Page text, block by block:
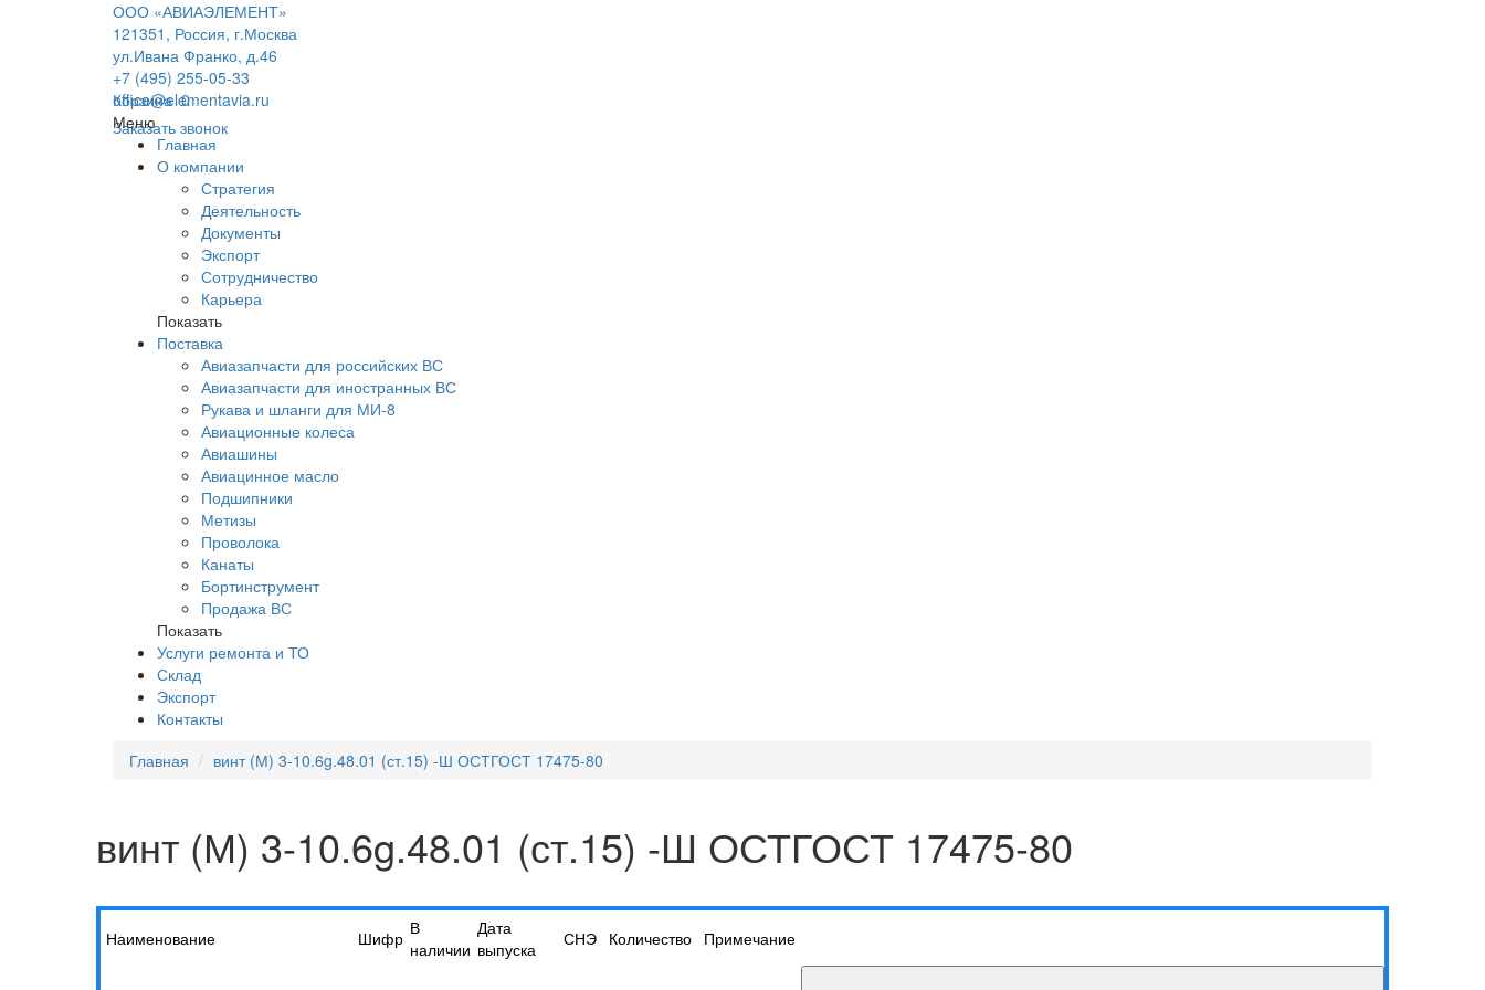
ООО «АВИАЭЛЕМЕНТ»
121351, Россия, г.Москва
ул.Ивана Франко, д.46
+7 (495) 255-05-33
office@elementavia.ru
Заказать звонок
Корзина0
Меню
Главная
О компании
Стратегия
Деятельность
Документы
Экспорт
Сотрудничество
Карьера
Показать
Поставка
Авиазапчасти для российских ВС
Авиазапчасти для иностранных ВС
Рукава и шланги для МИ-8
Авиационные колеса
Авиашины
Авиацинное масло
Подшипники
Метизы
Проволока
Канаты
Бортинструмент
Продажа ВС
Показать
Услуги ремонта и ТО
Склад
Экспорт
Контакты
Главная
винт (М) 3-10.6g.48.01 (ст.15) -Ш ОСТГОСТ 17475-80
винт (М) 3-10.6g.48.01 (ст.15) -Ш ОСТГОСТ 17475-80
Наименование Шифр В
наличии
Дата
выпуска
СНЭ Количество Примечание